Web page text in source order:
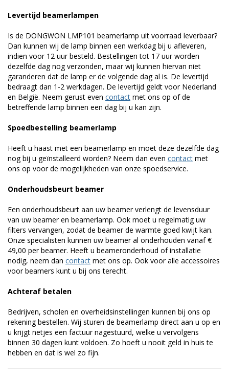
Levertijd beamerlampen
Is de DONGWON LMP101 beamerlamp uit voorraad leverbaar?
Dan kunnen wij de lamp binnen een werkdag bij u afleveren,
indien voor 12 uur besteld. Bestellingen tot 17 uur worden
dezelfde dag nog verzonden, maar wij kunnen hiervan niet
garanderen dat de lamp er de volgende dag al is. De levertijd
bedraagt dan 1-2 werkdagen. De levertijd geldt voor Nederland
en België. Neem gerust even contact met ons op of de
betreffende lamp binnen een dag bij u kan zijn.
Spoedbestelling beamerlamp
Heeft u haast met een beamerlamp en moet deze dezelfde dag
nog bij u geïnstalleerd worden? Neem dan even contact met
ons op voor de mogelijkheden van onze spoedservice.
Onderhoudsbeurt beamer
Een onderhoudsbeurt aan uw beamer verlengt de levensduur
van uw beamer en beamerlamp. Ook moet u regelmatig uw
filters vervangen, zodat de beamer de warmte goed kwijt kan.
Onze specialisten kunnen uw beamer al onderhouden vanaf €
49,00 per beamer. Heeft u beameronderhoud of installatie
nodig, neem dan contact met ons op. Ook voor alle accessoires
voor beamers kunt u bij ons terecht.
Achteraf betalen
Bedrijven, scholen en overheidsinstellingen kunnen bij ons op
rekening bestellen. Wij sturen de beamerlamp direct aan u op en
u krijgt netjes een factuur nagestuurd, welke u vervolgens
binnen 30 dagen kunt voldoen. Zo hoeft u nooit geld in huis te
hebben en dat is wel zo fijn.